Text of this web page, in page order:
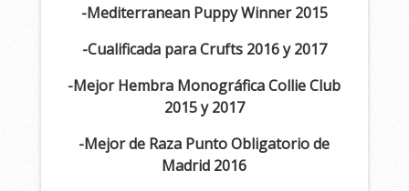
-Mediterranean Puppy Winner 2015
-Cualificada para Crufts 2016 y 2017
-Mejor Hembra Monográfica Collie Club
2015 y 2017
-Mejor de Raza Punto Obligatorio de
Madrid 2016